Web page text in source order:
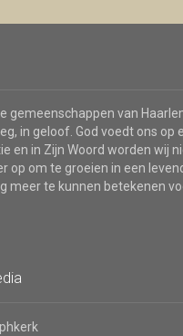
gemeenschappen van
in geloof. God voedt ons op
en in Zijn Woord worden wij
op om te groeien in een
meer te kunnen betekenen